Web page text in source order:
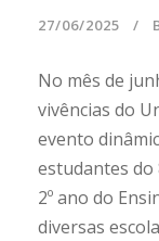
27/06/2025
No mês de
vivências do
evento
estudantes do
2º ano do
diversas